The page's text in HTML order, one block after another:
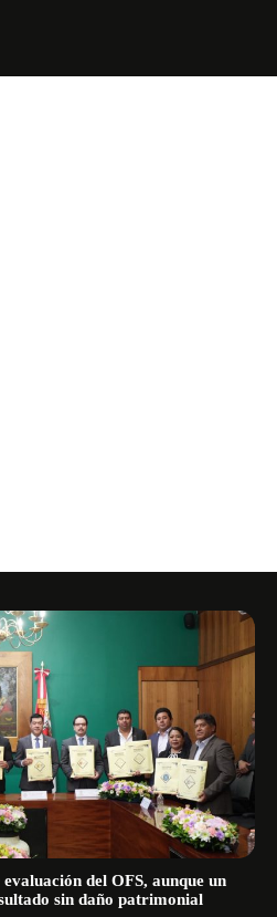
del OFS, aunque un
sin daño patrimonial